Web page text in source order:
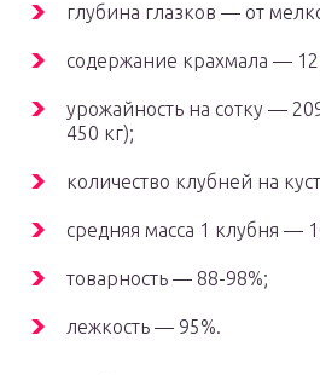
глубина глазков — от
содержание крахмала —
урожайность на сотку —
450 кг);
количество клубней на
средняя масса 1 клубня —
товарность — 88-98%;
лежкость — 95%.